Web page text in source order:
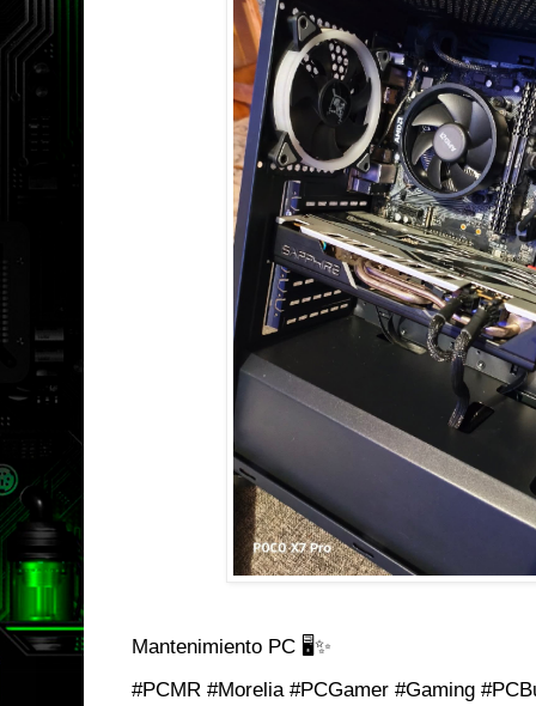
Mantenimiento PC 🖥️✨
#PCMR #Morelia #PCGamer #Gaming